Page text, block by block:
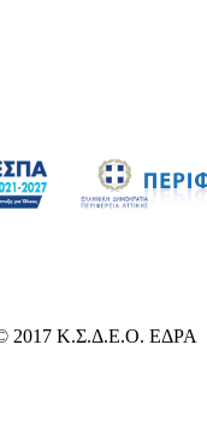
2017 Κ.Σ.Δ.Ε.Ο. ΕΔΡΑ